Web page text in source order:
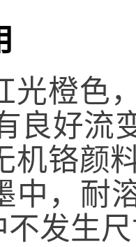
光橙色
良好
机铬颜
中，耐
不发生